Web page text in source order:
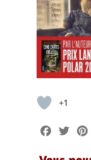
+1